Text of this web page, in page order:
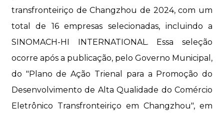
transfronteiriço de Changzhou de 2024, com um
total de 16 empresas selecionadas, incluindo a
SINOMACH-HI INTERNATIONAL. Essa seleção
ocorre após a publicação, pelo Governo Municipal,
do "Plano de Ação Trienal para a Promoção do
Desenvolvimento de Alta Qualidade do Comércio
Eletrônico Transfronteiriço em Changzhou", em